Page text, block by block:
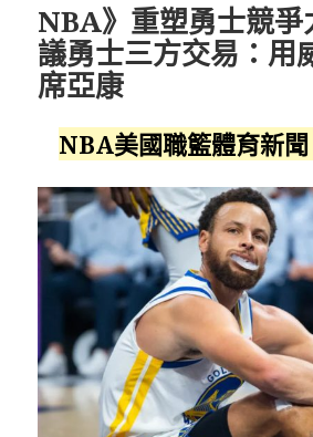
NBA》重塑勇士競爭
議勇士三方交易：用
席亞康
NBA美國職籃體育新